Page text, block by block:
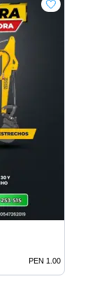
PEN 1.00